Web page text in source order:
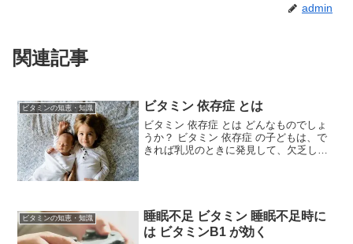
admin
関連記事
ビタミンの知恵・知識 ビタミン 依存症 とは
ビタミン 依存症 とは どんなものでしょ
うか？ ビタミン 依存症 の子どもは、で
きれば乳児のときに発見して、欠乏した
ビタミンの知恵・知識
睡眠不足 ビタミン 睡眠不足時に
は ビタミンB1 が効く